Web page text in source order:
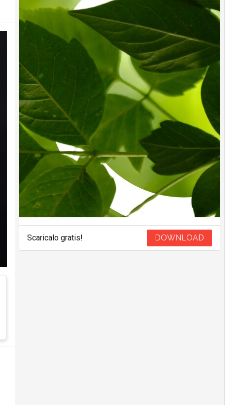
Scaricalo gratis! DOWNLOAD